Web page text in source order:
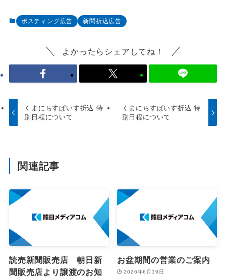
ポスティング広告 新聞折込広告
よかったらシェアしてね！
くまにちすぱいす折込 特
別日程について
くまにちすぱいす折込 特
別日程について
関連記事
読売新聞販売店 朝日新
聞販売店より譲渡のお知
お盆期間の営業のご案内
2026年6月19日